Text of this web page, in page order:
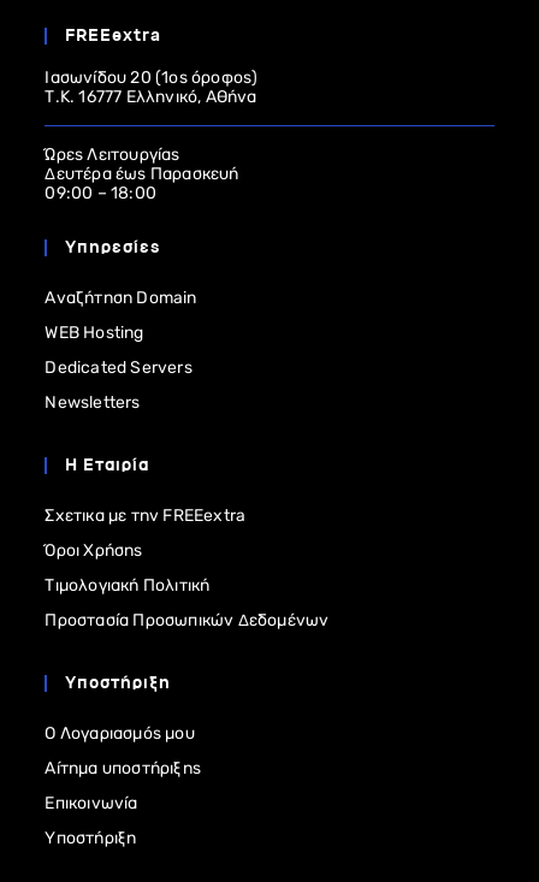
FREEextra
Ιασωνίδου 20 (1ος όροφος)
Τ.Κ. 16777 Ελληνικό, Αθήνα
Ώρες Λειτουργίας
Δευτέρα έως Παρασκευή
09:00 – 18:00
Υπηρεσίες
Αναζήτηση Domain
WEB Hosting
Dedicated Servers
Newsletters
Η Εταιρία
Σχετικα με την FREEextra
Όροι Χρήσης
Τιμολογιακή Πολιτική
Προστασία Προσωπικών Δεδομένων
Υποστήριξη
Ο Λογαριασμός μου
Αίτημα υποστήριξης
Επικοινωνία
Υποστήριξη